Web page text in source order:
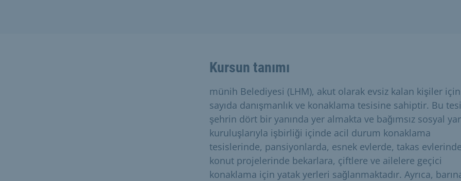
Kursun tanımı
münih Belediyesi (LHM), akut olarak evsiz kalan kişiler
sayıda danışmanlık ve konaklama tesisine sahiptir. Bu
şehrin dört bir yanında yer almakta ve bağımsız sosyal
kuruluşlarıyla işbirliği içinde acil durum konaklama
tesislerinde, pansiyonlarda, esnek evlerde, takas
konut projelerinde bekarlara, çiftlere ve ailelere geçici
konaklama için yatak yerleri sağlanmaktadır. Ayrıca,